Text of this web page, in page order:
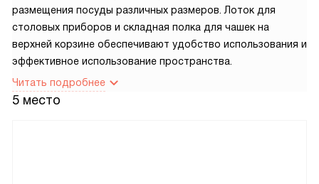
размещения посуды различных размеров. Лоток для
столовых приборов и складная полка для чашек на
верхней корзине обеспечивают удобство использования и
эффективное использование пространства.
Читать подробнее
5 место